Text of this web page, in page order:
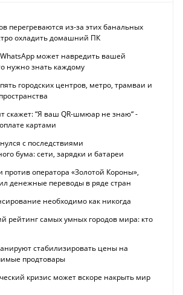
перегреваются из-за этих банальных
охладить домашний ПК
может навредить вашей
нужно знать каждому
городских центров, метро, трамваи и
скажет: “Я ваш QR-шмюар не знаю“ -
картами
с последствиями
бума: сети, зарядки и батареи
против оператора «Золотой Короны»,
денежные переводы в ряде стран
необходимо как никогда
рейтинг самых умных городов мира: кто
стабилизировать цены на
продтовары
кризис может вскоре накрыть мир